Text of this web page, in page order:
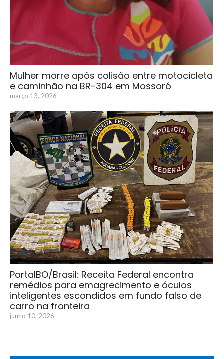
Mulher morre após colisão entre motocicleta
e caminhão na BR-304 em Mossoró
março 13, 2026
PortalBO/Brasil: Receita Federal encontra
remédios para emagrecimento e óculos
inteligentes escondidos em fundo falso de
carro na fronteira
junho 10, 2026